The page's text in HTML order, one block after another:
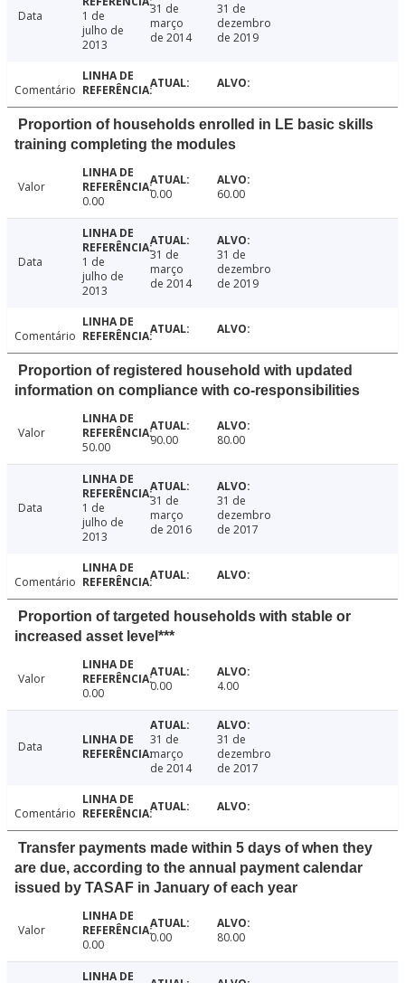
Data
1 de
julho de
2013
31 de
março
de 2014
31 de
dezembro
de 2019
Comentário
Proportion of households enrolled in LE basic skills
training completing the modules
Valor
0.00
0.00 60.00
Data
1 de
julho de
2013
31 de
março
de 2014
31 de
dezembro
de 2019
Comentário
Proportion of registered household with updated
information on compliance with co-responsibilities
Valor
50.00
90.00 80.00
Data
1 de
julho de
2013
31 de
março
de 2016
31 de
dezembro
de 2017
Comentário
Proportion of targeted households with stable or
increased asset level***
Valor
0.00
0.00 4.00
Data
31 de
março
de 2014
31 de
dezembro
de 2017
Comentário
Transfer payments made within 5 days of when they
are due, according to the annual payment calendar
issued by TASAF in January of each year
Valor
0.00
0.00 80.00